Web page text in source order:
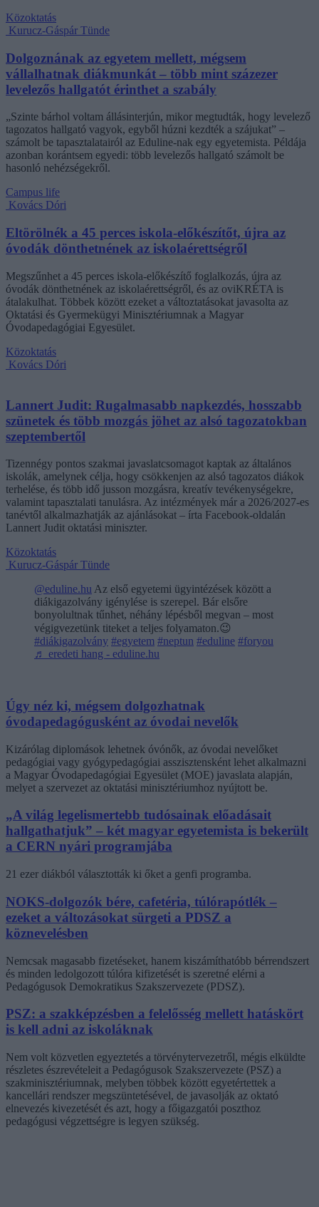
Közoktatás
Kurucz-Gáspár Tünde
Dolgoznának az egyetem mellett, mégsem
vállalhatnak diákmunkát – több mint százezer
levelezős hallgatót érinthet a szabály
„Szinte bárhol voltam állásinterjún, mikor megtudták, hogy levelező
tagozatos hallgató vagyok, egyből húzni kezdték a szájukat” –
számolt be tapasztalatairól az Eduline-nak egy egyetemista. Példája
azonban korántsem egyedi: több levelezős hallgató számolt be
hasonló nehézségekről.
Campus life
Kovács Dóri
Eltörölnék a 45 perces iskola-előkészítőt, újra az
óvodák dönthetnének az iskolaérettségről
Megszűnhet a 45 perces iskola-előkészítő foglalkozás, újra az
óvodák dönthetnének az iskolaérettségről, és az oviKRÉTA is
átalakulhat. Többek között ezeket a változtatásokat javasolta az
Oktatási és Gyermekügyi Minisztériumnak a Magyar
Óvodapedagógiai Egyesület.
Közoktatás
Kovács Dóri
Lannert Judit: Rugalmasabb napkezdés, hosszabb
szünetek és több mozgás jöhet az alsó tagozatokban
szeptembertől
Tizennégy pontos szakmai javaslatcsomagot kaptak az általános
iskolák, amelynek célja, hogy csökkenjen az alsó tagozatos diákok
terhelése, és több idő jusson mozgásra, kreatív tevékenységekre,
valamint tapasztalati tanulásra. Az intézmények már a 2026/2027-es
tanévtől alkalmazhatják az ajánlásokat – írta Facebook-oldalán
Lannert Judit oktatási miniszter.
Közoktatás
Kurucz-Gáspár Tünde
@eduline.hu Az első egyetemi ügyintézések között a
diákigazolvány igénylése is szerepel. Bár elsőre
bonyolultnak tűnhet, néhány lépésből megvan – most
végigvezetünk titeket a teljes folyamaton.😉
#diákigazolvány #egyetem #neptun #eduline #foryou
♬ eredeti hang - eduline.hu
Úgy néz ki, mégsem dolgozhatnak
óvodapedagógusként az óvodai nevelők
Kizárólag diplomások lehetnek óvónők, az óvodai nevelőket
pedagógiai vagy gyógypedagógiai asszisztensként lehet alkalmazni
a Magyar Óvodapedagógiai Egyesület (MOE) javaslata alapján,
melyet a szervezet az oktatási minisztériumhoz nyújtott be.
„A világ legelismertebb tudósainak előadásait
hallgathatjuk” – két magyar egyetemista is bekerült
a CERN nyári programjába
21 ezer diákból választották ki őket a genfi programba.
NOKS-dolgozók bére, cafetéria, túlórapótlék –
ezeket a változásokat sürgeti a PDSZ a
köznevelésben
Nemcsak magasabb fizetéseket, hanem kiszámíthatóbb bérrendszert
és minden ledolgozott túlóra kifizetését is szeretné elérni a
Pedagógusok Demokratikus Szakszervezete (PDSZ).
PSZ: a szakképzésben a felelősség mellett hatáskört
is kell adni az iskoláknak
Nem volt közvetlen egyeztetés a törvénytervezetről, mégis elküldte
részletes észrevételeit a Pedagógusok Szakszervezete (PSZ) a
szakminisztériumnak, melyben többek között egyetértettek a
kancellári rendszer megszüntetésével, de javasolják az oktató
elnevezés kivezetését és azt, hogy a főigazgatói poszthoz
pedagógusi végzettségre is legyen szükség.